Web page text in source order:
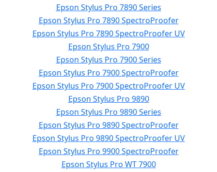
Epson Stylus Pro 7890 Series
Epson Stylus Pro 7890 SpectroProofer
Epson Stylus Pro 7890 SpectroProofer UV
Epson Stylus Pro 7900
Epson Stylus Pro 7900 Series
Epson Stylus Pro 7900 SpectroProofer
Epson Stylus Pro 7900 SpectroProofer UV
Epson Stylus Pro 9890
Epson Stylus Pro 9890 Series
Epson Stylus Pro 9890 SpectroProofer
Epson Stylus Pro 9890 SpectroProofer UV
Epson Stylus Pro 9900 SpectroProofer
Epson Stylus Pro WT 7900